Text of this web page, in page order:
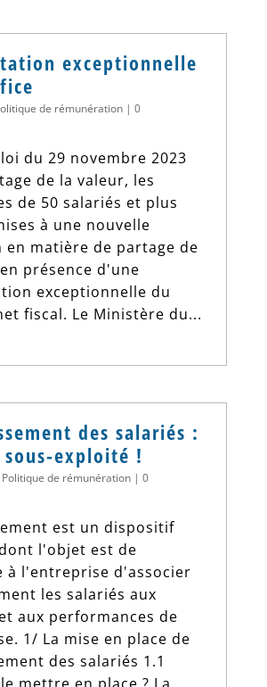
exceptionnelle
de rémunération| 0
du 29 novembre 2023
de la valeur, les
de 50 salariés et plus
à une nouvelle
en matière de partage de
présence d'une
exceptionnelle du
fiscal. Le Ministère du...
des salariés :
exploité !
Politique de rémunération| 0
est un dispositif
l'objet est de
à l'entreprise d'associer
les salariés aux
aux performances de
1/ La mise en place de
des salariés 1.1